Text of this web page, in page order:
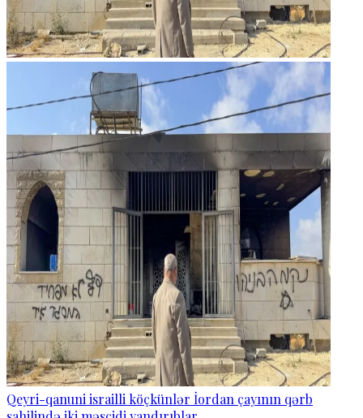
Qeyri-qanuni israilli köçkünlər İordan çayının qərb